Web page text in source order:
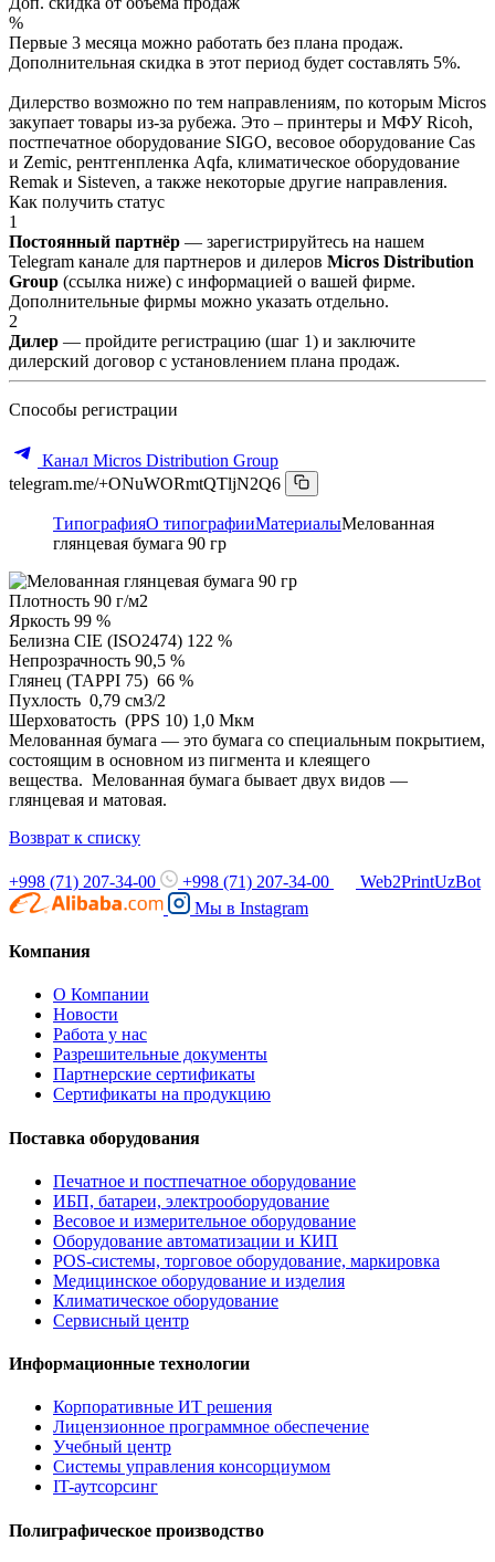
%
Первые 3 месяца можно работать без плана продаж.
Дополнительная скидка в этот период будет составлять 5%.
Дилерство возможно по тем направлениям, по которым Micros
закупает товары из-за рубежа. Это – принтеры и МФУ Ricoh,
постпечатное оборудование SIGO, весовое оборудование Cas
и Zemic, рентгенпленка Aqfa, климатическое оборудование
Remak и Sisteven, а также некоторые другие направления.
Как получить статус
1
Постоянный партнёр — зарегистрируйтесь на нашем
Telegram канале для партнеров и дилеров Micros Distribution
Group (ссылка ниже) с информацией о вашей фирме.
Дополнительные фирмы можно указать отдельно.
2
Дилер — пройдите регистрацию (шаг 1) и заключите
дилерский договор с установлением плана продаж.
Способы регистрации
Канал Micros Distribution Group
telegram.me/+ONuWORmtQTljN2Q6
ТипографияО типографииМатериалыМелованная
глянцевая бумага 90 гр
Плотность 90 г/м2
Яркость 99 %
Белизна CIE (ISO2474) 122 %
Непрозрачность 90,5 %
Глянец (TAPPI 75) 66 %
Пухлость 0,79 см3/2
Шерховатость (PPS 10) 1,0 Мкм
Мелованная бумага — это бумага со специальным покрытием,
состоящим в основном из пигмента и клеящего
вещества. Мелованная бумага бывает двух видов —
глянцевая и матовая.
Возврат к списку
+998 (71) 207-34-00 +998 (71) 207-34-00
Web2PrintUzBot
Мы в Instagram
Компания
О Компании
Новости
Работа у нас
Разрешительные документы
Партнерские сертификаты
Сертификаты на продукцию
Поставка оборудования
Печатное и постпечатное оборудование
ИБП, батареи, электрооборудование
Весовое и измерительное оборудование
Оборудование автоматизации и КИП
POS-системы, торговое оборудование, маркировка
Медицинское оборудование и изделия
Климатическое оборудование
Сервисный центр
Информационные технологии
Корпоративные ИТ решения
Лицензионное программное обеспечение
Учебный центр
Системы управления консорциумом
IT-аутсорсинг
Полиграфическое производство